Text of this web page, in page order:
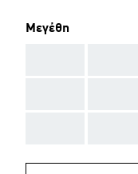
Μεγέθη